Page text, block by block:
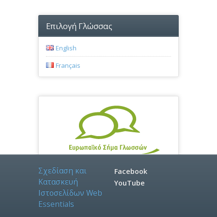
Επιλογή Γλώσσας
English
Français
Σχεδίαση και
Κατασκευή
Ιστοσελίδων Web
Essentials
Facebook
YouTube